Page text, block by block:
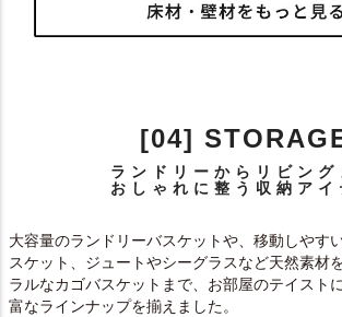
[04]
ランドリーからリビング
おしゃれに整う収納アイ
大容量のランドリーバスケットや、移動しやす
スケット、ジュートやシーグラスなど天然素材
ラルなカゴバスケットまで、お部屋のテイスト
富なラインナップを揃えました。